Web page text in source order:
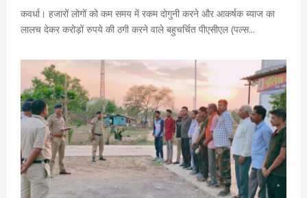
कवर्धा। हजारों लोगों को कम समय में रकम दोगुनी करने और आकर्षक ब्याज का
लालच देकर करोड़ों रुपये की ठगी करने वाले बहुचर्चित पीएसीएल (पल्स...